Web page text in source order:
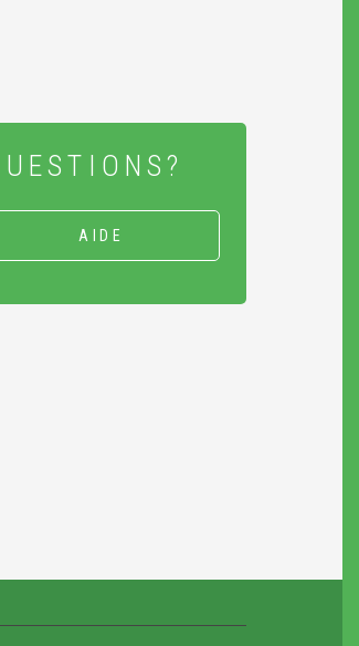
AIDE